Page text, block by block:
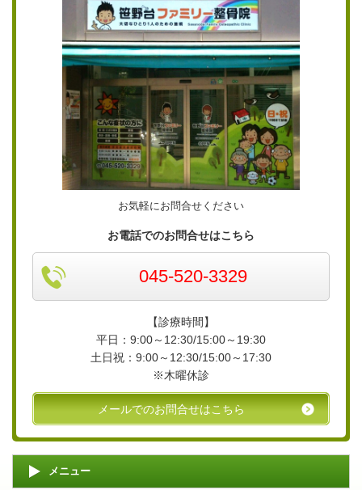
お気軽にお問合せください
お電話でのお問合せはこちら
045-520-3329
【診療時間】
平日：9:00～12:30/15:00～19:30
土日祝：9:00～12:30/15:00～17:30
※木曜休診
メールでのお問合せはこちら
メニュー